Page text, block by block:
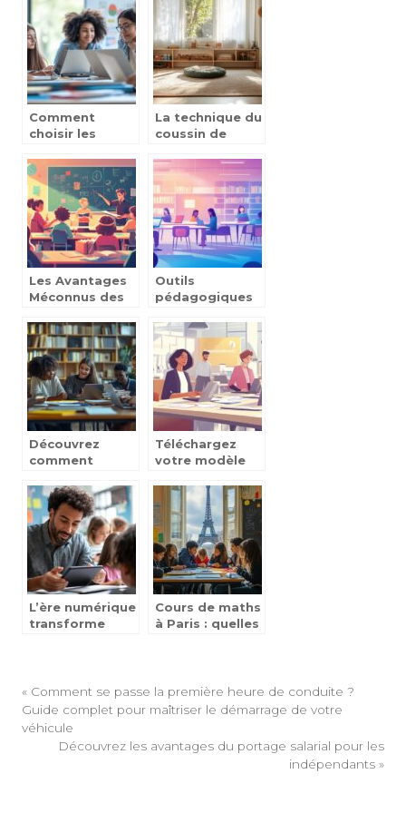
votre confiance
en contexte
professionnel
économique et
organisée
Comment
choisir les
soutien scolaire
les plus
performantes
pour vos
besoins
La technique du
coussin de
Montessori :
tout savoir sur
cet outil créatif
qui aide les
enfants à
canaliser leurs
émotions
Les Avantages
Méconnus des
Présentiel dans
les Universités
Françaises
Outils
pédagogiques
pour la gestion
du stress : les
contes
thérapeutiques
comme remède
anti-stress
Découvrez
comment
intelligence
avec un test de
QI gratuit en
ligne
Téléchargez
votre modèle
demande de
formation
France Travail
pour obtenir un
financement
L’ère numérique
transforme
pratique pour
les enseignants
Cours de maths
à Paris : quelles
« Comment se passe la première heure de conduite ?
Guide complet pour maîtriser le démarrage de votre
véhicule
Découvrez les avantages du portage salarial pour les
indépendants »